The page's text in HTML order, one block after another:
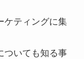
ケティングに集
ついても知る事